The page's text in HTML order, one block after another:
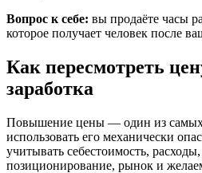
Вопрос к себе: вы продаёте часы
которое получает человек после
Как пересмотреть
заработка
Повышение цены — один из
использовать его механически
учитывать себестоимость,
позиционирование, рынок и